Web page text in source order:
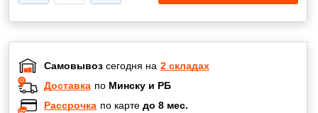
Самовывоз сегодня на 2 складах
Доставка по Минску и РБ
Рассрочка по карте до 8 мес.